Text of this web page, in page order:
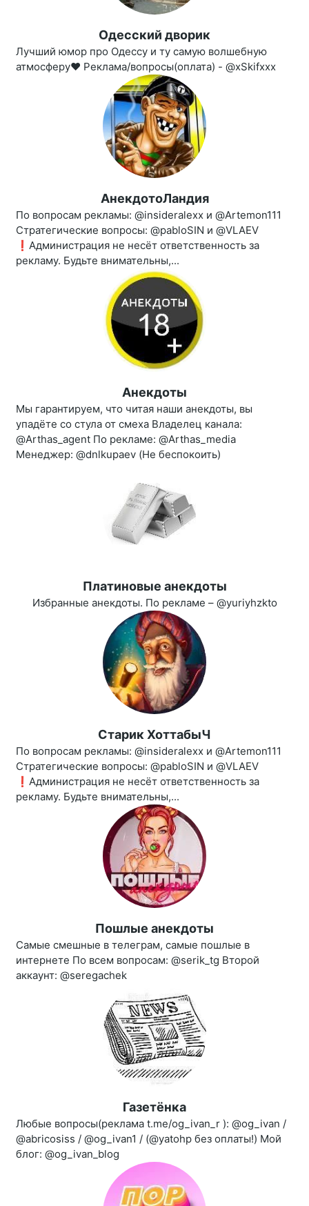
Одесский дворик
Лучший юмор про Одессу и ту самую волшебную
атмосферу❤ Реклама/вопросы(оплата) - @xSkifxxx
АнекдотоЛандия
По вопросам рекламы: @insideralexx и @Artemon111
Стратегические вопросы: @pabloSIN и @VLAEV
❗️Администрация не несёт ответственность за
рекламу. Будьте внимательны,...
Анекдоты
Мы гарантируем, что читая наши анекдоты, вы
упадёте со стула от смеха Владелец канала:
@Arthas_agent По рекламе: @Arthas_media
Менеджер: @dnlkupaev (Не беспокоить)
Платиновые анекдоты
Избранные анекдоты. По рекламе – @yuriyhzkto
Старик ХоттабыЧ
По вопросам рекламы: @insideralexx и @Artemon111
Стратегические вопросы: @pabloSIN и @VLAEV
❗️Администрация не несёт ответственность за
рекламу. Будьте внимательны,...
Пошлые анекдоты
Самые смешные в телеграм, самые пошлые в
интернете По всем вопросам: @serik_tg Второй
аккаунт: @seregachek
Газетёнка
Любые вопросы(реклама t.me/og_ivan_r ): @og_ivan /
@abricosiss / @og_ivan1 / (@yatohp без оплаты!) Мой
блог: @og_ivan_blog